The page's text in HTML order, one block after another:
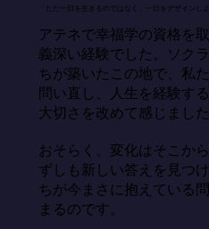
「ただ一日を生きるのではなく、一日をデザインしよ
アテネで幸福学の資格を
義深い経験でした。ソク
ちが築いたこの地で、私
問い直し、人生を経験す
大切さを改めて感じました
おそらく、変化はそこか
ずしも新しい答えを見つ
ちが今まさに抱えている
まるのです。